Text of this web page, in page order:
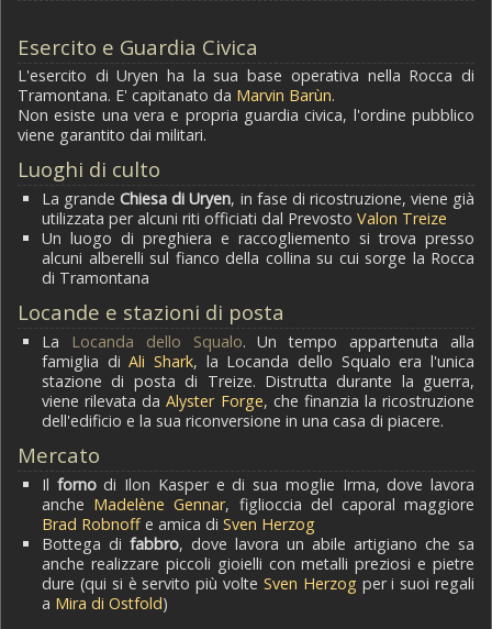
Esercito e Guardia Civica
L'esercito di Uryen ha la sua base operativa nella Rocca di
Tramontana. E' capitanato da Marvin Barùn.
Non esiste una vera e propria guardia civica, l'ordine pubblico
viene garantito dai militari.
Luoghi di culto
La grandeChiesa di Uryen, in fase di ricostruzione, viene già
utilizzata per alcuni riti officiati dal Prevosto Valon Treize
Un luogo di preghiera e raccogliemento si trova presso
alcuni alberelli sul fianco della collina su cui sorge la Rocca
di Tramontana
Locande e stazioni di posta
La Locanda dello Squalo. Un tempo appartenuta alla
famiglia diAli Shark, la Locanda dello Squalo era l'unica
stazione di posta di Treize. Distrutta durante la guerra,
viene rilevata daAlyster Forge, che finanzia la ricostruzione
dell'edificio e la sua riconversione in una casa di piacere.
Mercato
Il fornodi Ilon Kasper e di sua moglie Irma, dove lavora
anche Madelène Gennar, figlioccia del caporal maggiore
Brad Robnoffe amica di Sven Herzog
Bottega di fabbro, dove lavora un abile artigiano che sa
anche realizzare piccoli gioielli con metalli preziosi e pietre
dure (qui si è servito più volte Sven Herzog per i suoi regali
a Mira di Ostfold)